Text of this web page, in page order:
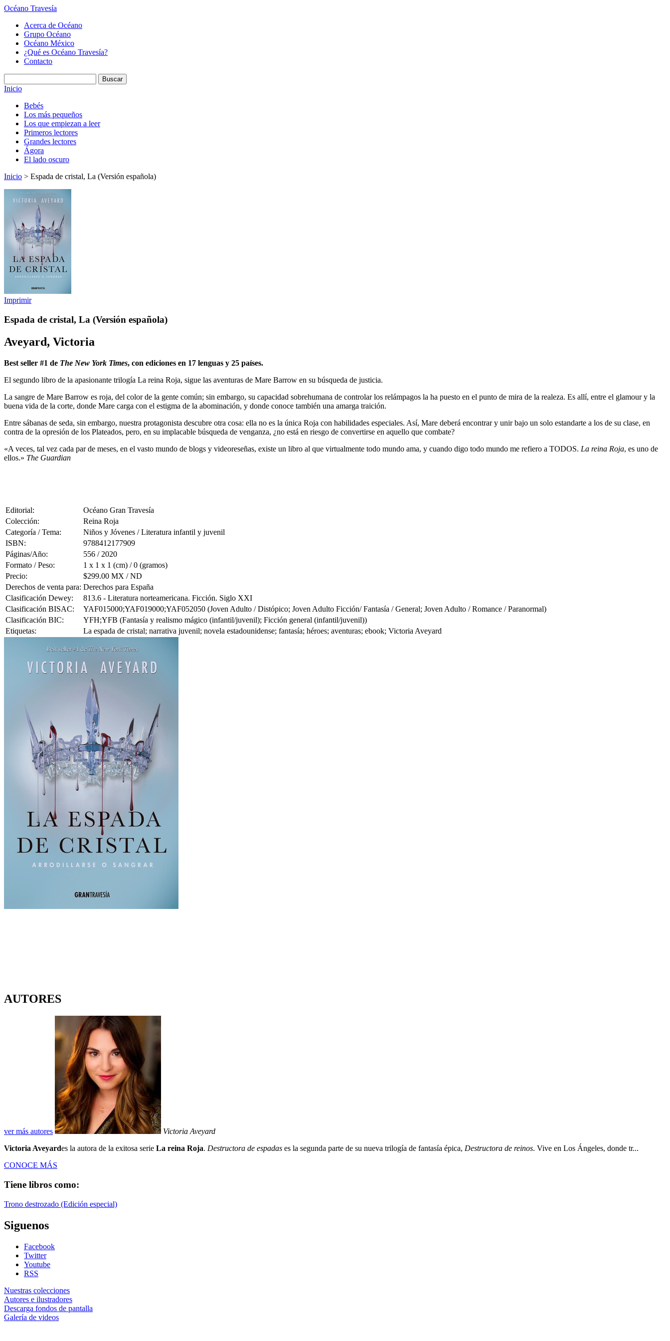
Océano Travesía
Acerca de Océano
Grupo Océano
Océano México
¿Qué es Océano Travesía?
Contacto
Inicio
Bebés
Los más pequeños
Los que empiezan a leer
Primeros lectores
Grandes lectores
Ágora
El lado oscuro
Inicio > Espada de cristal, La (Versión española)
Imprimir
Espada de cristal, La (Versión española)
Aveyard, Victoria
Best seller #1 de The New York Times, con ediciones en 17 lenguas y 25 países.
El segundo libro de la apasionante trilogía La reina Roja, sigue las aventuras de Mare Barrow en su búsqueda de justicia.
La sangre de Mare Barrow es roja, del color de la gente común; sin embargo, su capacidad sobrehumana de controlar los relámpagos la ha puesto en el punto de mira de la realeza. Es allí, entre el glamour y la
buena vida de la corte, donde Mare carga con el estigma de la abominación, y donde conoce también una amarga traición.
Entre sábanas de seda, sin embargo, nuestra protagonista descubre otra cosa: ella no es la única Roja con habilidades especiales. Así, Mare deberá encontrar y unir bajo un solo estandarte a los de su clase, en
contra de la opresión de los Plateados, pero, en su implacable búsqueda de venganza, ¿no está en riesgo de convertirse en aquello que combate?
«A veces, tal vez cada par de meses, en el vasto mundo de blogs y videoreseñas, existe un libro al que virtualmente todo mundo ama, y cuando digo todo mundo me refiero a TODOS. La reina Roja, es uno de
ellos.» The Guardian
Editorial:
Océano Gran Travesía
Colección:
Reina Roja
Categoría / Tema:
Niños y Jóvenes / Literatura infantil y juvenil
ISBN:
9788412177909
Páginas/Año:
556 / 2020
Formato / Peso:
1 x 1 x 1 (cm) / 0 (gramos)
Precio:
$299.00 MX / ND
Derechos de venta para: Derechos para España
Clasificación Dewey:
813.6 - Literatura norteamericana. Ficción. Siglo XXI
Clasificación BISAC:
YAF015000;YAF019000;YAF052050 (Joven Adulto / Distópico; Joven Adulto Ficción/ Fantasía / General; Joven Adulto / Romance / Paranormal)
Clasificación BIC:
YFH;YFB (Fantasía y realismo mágico (infantil/juvenil); Ficción general (infantil/juvenil))
Etiquetas:
La espada de cristal; narrativa juvenil; novela estadounidense; fantasía; héroes; aventuras; ebook; Victoria Aveyard
AUTORES
ver más autores
Victoria Aveyard
Victoria Aveyardes la autora de la exitosa serie La reina Roja. Destructora de espadas es la segunda parte de su nueva trilogía de fantasía épica, Destructora de reinos. Vive en Los Ángeles, donde tr...
CONOCE MÁS
Tiene libros como:
Trono destrozado (Edición especial)
Siguenos
Facebook
Twitter
Youtube
RSS
Nuestras colecciones
Autores e ilustradores
Descarga fondos de pantalla
Galería de videos